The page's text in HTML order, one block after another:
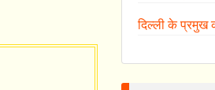
दिल्ली के प्रमुख